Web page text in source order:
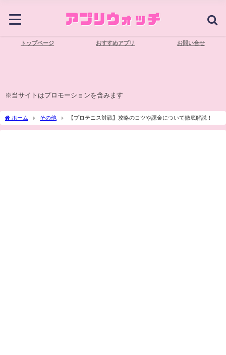
トップページ おすすめアプリ お問い合せ
※当サイトはプロモーションを含みます
ホーム その他 【プロテニス対戦】攻略のコツや課金について徹底解説！